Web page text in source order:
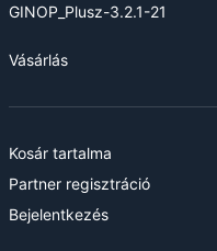
GINOP_Plusz-3.2.1-21
Vásárlás
Kosár tartalma
Partner regisztráció
Bejelentkezés